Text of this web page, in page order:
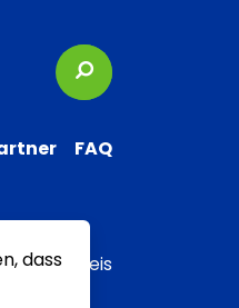
Suchbegriffe
FAQ
dass